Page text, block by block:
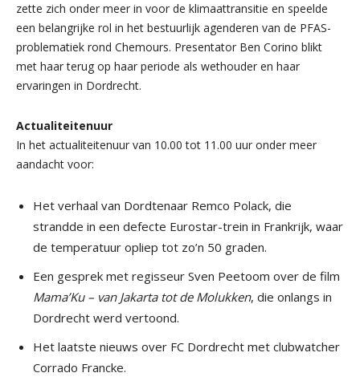
zette zich onder meer in voor de klimaattransitie en speelde
een belangrijke rol in het bestuurlijk agenderen van de PFAS-
problematiek rond Chemours. Presentator Ben Corino blikt
met haar terug op haar periode als wethouder en haar
ervaringen in Dordrecht.
Actualiteitenuur
In het actualiteitenuur van 10.00 tot 11.00 uur onder meer
aandacht voor:
Het verhaal van Dordtenaar Remco Polack, die
strandde in een defecte Eurostar-trein in Frankrijk, waar
de temperatuur opliep tot zo’n 50 graden.
Een gesprek met regisseur Sven Peetoom over de film
Mama’Ku – van Jakarta tot de Molukken, die onlangs in
Dordrecht werd vertoond.
Het laatste nieuws over FC Dordrecht met clubwatcher
Corrado Francke.